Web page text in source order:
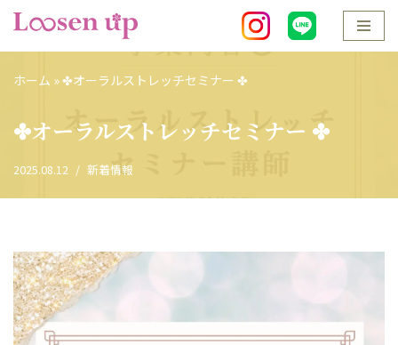
コ
ン
ツ
キ
プ
ホーム »✤オーラルストレッチセミナー ✤
✤オーラルストレッチセミナー ✤
2025.08.12 新着情報